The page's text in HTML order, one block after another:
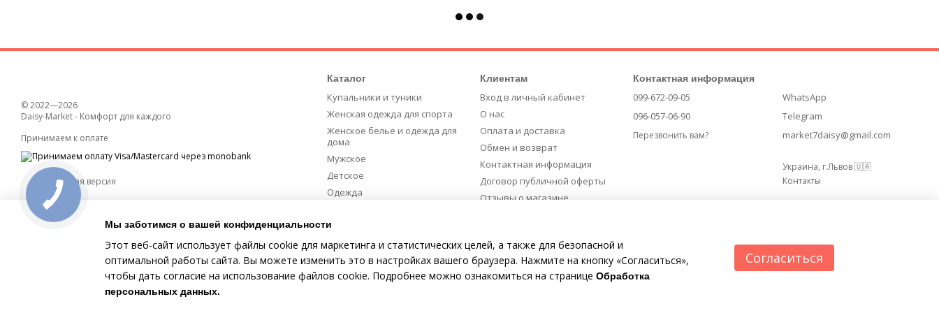
© 2022—2026
Daisy-Market - Комфорт для каждого
Принимаем к оплате
Мобильная версия
Каталог
Купальники и туники
Женская одежда для спорта
Женское белье и одежда для
дома
Мужское
Детское
Одежда
Клиентам
Вход в личный кабинет
О нас
Оплата и доставка
Обмен и возврат
Контактная информация
Договор публичной оферты
Отзывы о магазине
Мы в соцсетях
Контактная информация
099-672-09-05
096-057-06-90
Перезвонить вам?
WhatsApp
Telegram
market7daisy@gmail.com
Украина, г.Львов 🇺🇦
Контакты
Мы заботимся о вашей конфиденциальности
Этот веб-сайт использует файлы cookie для маркетинга и статистических целей, а также для безопасной и
оптимальной работы сайта. Вы можете изменить это в настройках вашего браузера. Нажмите на кнопку «Согласиться»,
чтобы дать согласие на использование файлов cookie. Подробнее можно ознакомиться на странице Обработка
персональных данных.
Согласиться